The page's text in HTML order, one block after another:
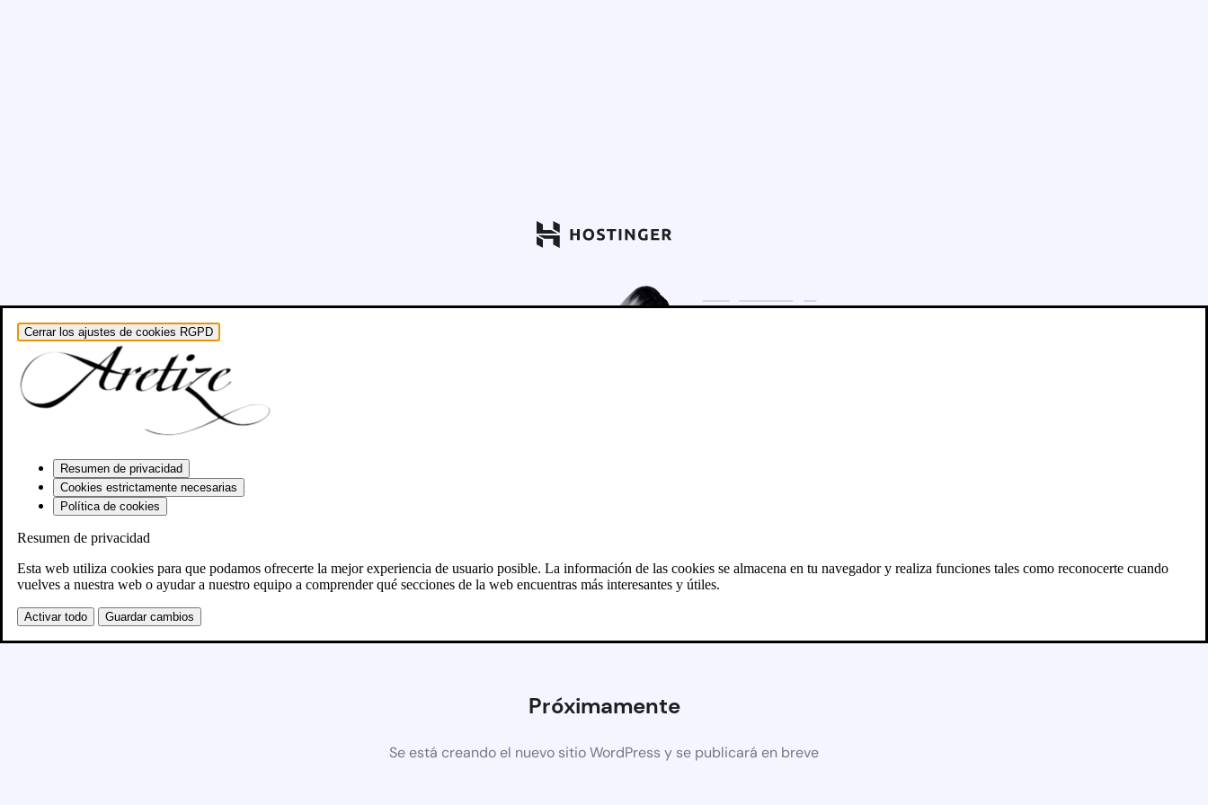
Próximamente
Se está creando el nuevo sitio WordPress y se publicará en breve
Cerrar los ajustes de cookies RGPD
Resumen de privacidad
Cookies estrictamente necesarias
Política de cookies
Resumen de privacidad
Esta web utiliza cookies para que podamos ofrecerte la mejor experiencia de usuario posible. La información de las cookies se almacena en tu navegador y realiza funciones tales como reconocerte cuando
vuelves a nuestra web o ayudar a nuestro equipo a comprender qué secciones de la web encuentras más interesantes y útiles.
Activar todo Guardar cambios